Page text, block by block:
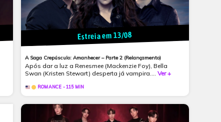
Estreia em 13/08
A Saga Crepúsculo: Amanhecer – Parte 2 (Relançamento)
Após dar a luz a Renesmee (Mackenzie Foy), Bella
Swan (Kristen Stewart) desperta já vampira.... Ver +
ROMANCE - 115 MIN